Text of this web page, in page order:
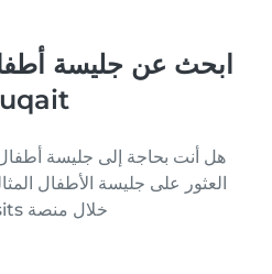
العثور على جليسة الأطفال
خلال منصة Babysits.